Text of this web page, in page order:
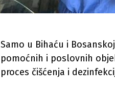
Samo u Bihaću i
pomoćnih i poslovnih
proces čišćenja i